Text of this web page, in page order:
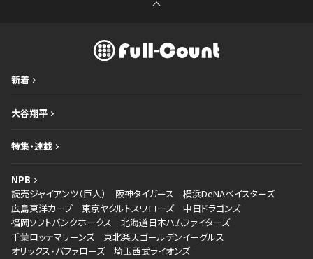
新着
大谷翔平
特集・連載
NPB
読売ジャイアンツ（巨人）
阪神タイガース
横浜DeNAベイスターズ
広島東洋カープ
東京ヤクルトスワローズ
中日ドラゴンズ
福岡ソフトバンクホークス
北海道日本ハムファイターズ
千葉ロッテマリーンズ
東北楽天ゴールデンイーグルス
オリックス・バファローズ
埼玉西武ライオンズ